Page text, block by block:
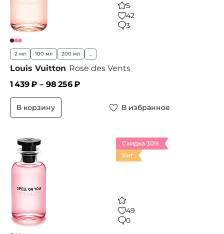
5
42
3
2 мл 100 мл 200 мл
Louis Vuitton Rose des Vents
1 439₽ – 98 256₽
В корзину В избранное
Скидка 30%
Хит
49
0